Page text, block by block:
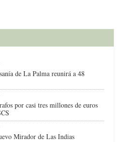
de La Palma reunirá a 48
por casi tres millones de euros
Mirador de Las Indias